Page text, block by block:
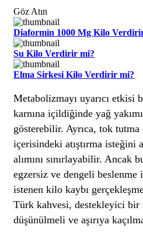
Göz Atın
Diaformin 1000 Mg Kilo
Su Kilo Verdirir mi?
Elma Sirkesi Kilo Verdirir mi?
Metabolizmayı uyarıcı etkisi
karnına içildiğinde yağ
gösterebilir. Ayrıca, tok
içerisindeki atıştırma isteğini
alımını sınırlayabilir. Ancak
egzersiz ve dengeli beslenme
istenen kilo kaybı
Türk kahvesi, destekleyici bir
düşünülmeli ve aşırıya